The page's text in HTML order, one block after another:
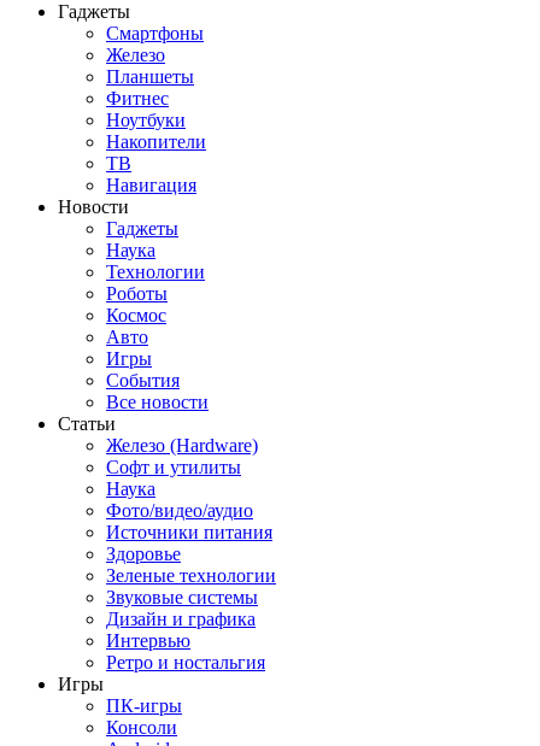
Гаджеты
Смартфоны
Железо
Планшеты
Фитнес
Ноутбуки
Накопители
ТВ
Навигация
Новости
Гаджеты
Наука
Технологии
Роботы
Космос
Авто
Игры
События
Все новости
Статьи
Железо (Hardware)
Софт и утилиты
Наука
Фото/видео/аудио
Источники питания
Здоровье
Зеленые технологии
Звуковые системы
Дизайн и графика
Интервью
Ретро и ностальгия
Игры
ПК-игры
Консоли